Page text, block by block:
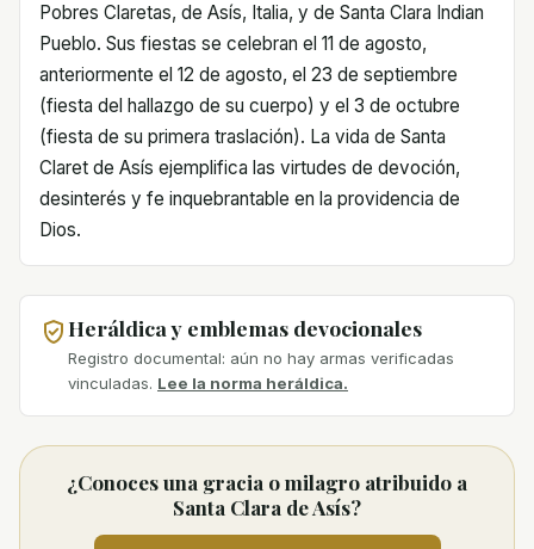
Pobres Claretas, de Asís, Italia, y de Santa Clara Indian
Pueblo. Sus fiestas se celebran el 11 de agosto,
anteriormente el 12 de agosto, el 23 de septiembre
(fiesta del hallazgo de su cuerpo) y el 3 de octubre
(fiesta de su primera traslación). La vida de Santa
Claret de Asís ejemplifica las virtudes de devoción,
desinterés y fe inquebrantable en la providencia de
Dios.
Heráldica y emblemas devocionales
Registro documental: aún no hay armas verificadas
vinculadas. Lee la norma heráldica.
¿Conoces una gracia o milagro atribuido a
Santa Clara de Asís?